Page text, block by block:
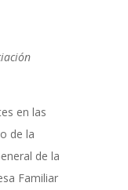
en las
de la
de la
Familiar